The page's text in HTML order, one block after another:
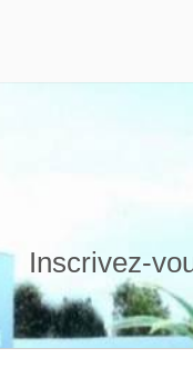
Inscrivez-